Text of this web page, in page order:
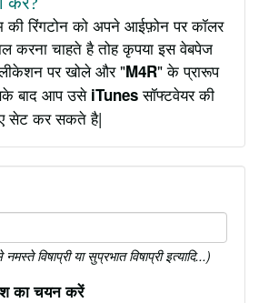
की रिंगटोन को अपने आईफ़ोन पर कॉलर
करना चाहते है तोह कृपया इस वेबपेज
पर खोले और "M4R" के प्रारूप
बाद आप उसे iTunesसॉफ्टवेयर की
सेट कर सकते है|
विषाप्री या सुप्रभात विषाप्री इत्यादि...)
का चयन करें